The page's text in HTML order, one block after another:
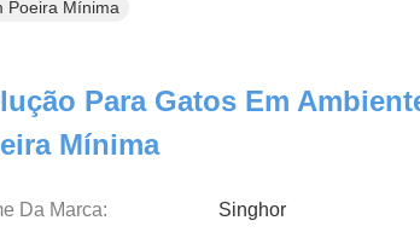
Poeira Mínima
Para Gatos Em
Mínima
Da Marca: Singhor